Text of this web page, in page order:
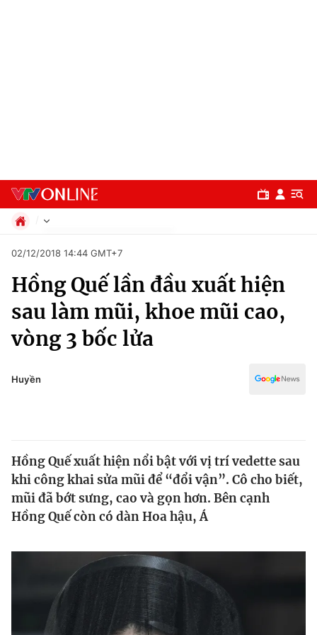
Chuyên mục
Chính trị
Thế giới
Tin tức
Câu chuyện quốc tế
Kinh tế
Thị trường
Góc doanh nghiệp
Dữ liệu và đời sống
Truyền hình
Xã hội
Pháp luật
Kinh tế
Thể thao
Truyền hình
Văn hóa - Giải trí
02/12/2018 14:44 GMT+7
Hồng Quế lần đầu xuất hiện
sau làm mũi, khoe mũi cao,
vòng 3 bốc lửa
Huyền
Hồng Quế xuất hiện nổi bật với vị trí vedette sau
khi công khai sửa mũi để “đổi vận”. Cô cho biết,
mũi đã bớt sưng, cao và gọn hơn. Bên cạnh
Hồng Quế còn có dàn Hoa hậu, Á